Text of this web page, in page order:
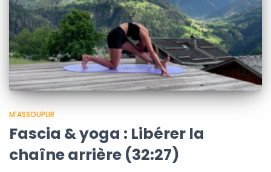
M'ASSOUPLIR
Fascia & yoga : Libérer la
chaîne arrière (32:27)